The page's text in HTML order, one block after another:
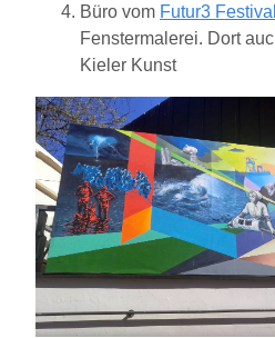
Büro vom Futur3 Festival
Fenstermalerei. Dort
Kieler Kunst